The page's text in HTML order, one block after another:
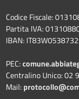
Codice Fiscale:
Partita IVA:
IBAN:
PEC:
Centralino Unico: 02
Mail: